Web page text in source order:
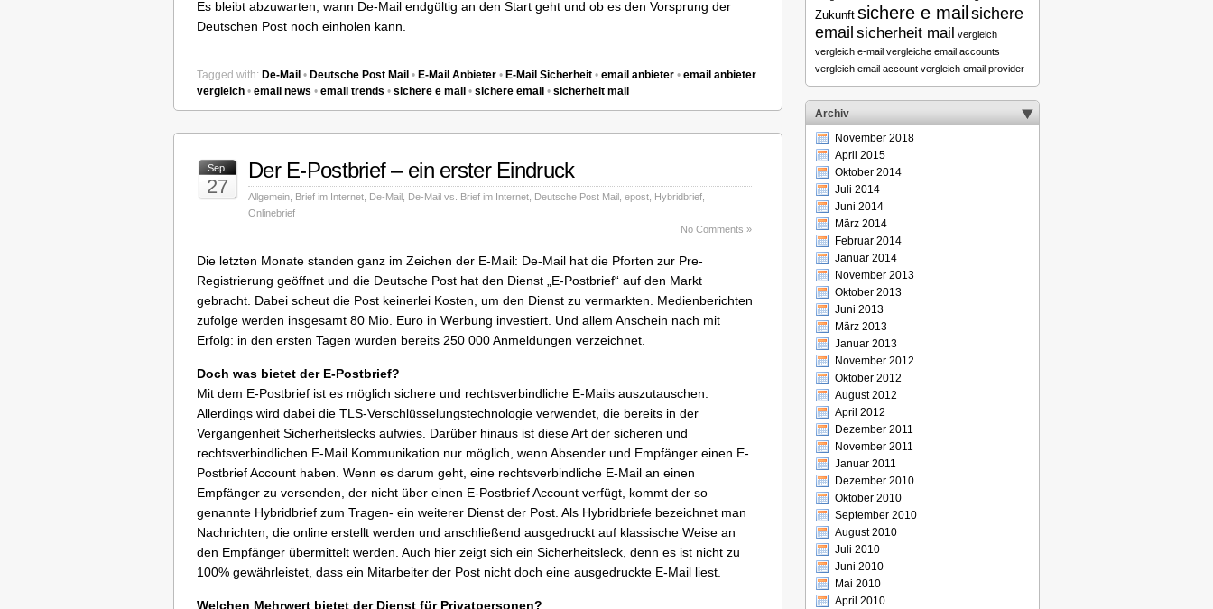
Es bleibt abzuwarten, wann De-Mail endgültig an den Start geht und ob es den Vorsprung der
Deutschen Post noch einholen kann.
Tagged with: De-Mail • Deutsche Post Mail • E-Mail Anbieter • E-Mail Sicherheit • email anbieter • email anbieter
vergleich • email news • email trends • sichere e mail • sichere email • sicherheit mail
Sep.
27
Der E-Postbrief – ein erster Eindruck
Allgemein Brief im Internet De-Mail De-Mail vs. Brief im Internet Deutsche Post Mail epost Hybridbrief
Onlinebrief
No Comments »
Die letzten Monate standen ganz im Zeichen der E-Mail: De-Mail hat die Pforten zur Pre-
Registrierung geöffnet und die Deutsche Post hat den Dienst „E-Postbrief“ auf den Markt
gebracht. Dabei scheut die Post keinerlei Kosten, um den Dienst zu vermarkten. Medienberichten
zufolge werden insgesamt 80 Mio. Euro in Werbung investiert. Und allem Anschein nach mit
Erfolg: in den ersten Tagen wurden bereits 250 000 Anmeldungen verzeichnet.
Doch was bietet der E-Postbrief?
Mit dem E-Postbrief ist es möglich sichere und rechtsverbindliche E-Mails auszutauschen.
Allerdings wird dabei die TLS-Verschlüsselungstechnologie verwendet, die bereits in der
Vergangenheit Sicherheitslecks aufwies. Darüber hinaus ist diese Art der sicheren und
rechtsverbindlichen E-Mail Kommunikation nur möglich, wenn Absender und Empfänger einen E-
Postbrief Account haben. Wenn es darum geht, eine rechtsverbindliche E-Mail an einen
Empfänger zu versenden, der nicht über einen E-Postbrief Account verfügt, kommt der so
genannte Hybridbrief zum Tragen- ein weiterer Dienst der Post. Als Hybridbriefe bezeichnet man
Nachrichten, die online erstellt werden und anschließend ausgedruckt auf klassische Weise an
den Empfänger übermittelt werden. Auch hier zeigt sich ein Sicherheitsleck, denn es ist nicht zu
100% gewährleistet, dass ein Mitarbeiter der Post nicht doch eine ausgedruckte E-Mail liest.
Welchen Mehrwert bietet der Dienst für Privatpersonen?
Zukunft sichere e mail sichere
email sicherheit mail vergleich
vergleich e-mail vergleiche email accounts
vergleich email account vergleich email provider
Archiv
November 2018
April 2015
Oktober 2014
Juli 2014
Juni 2014
März 2014
Februar 2014
Januar 2014
November 2013
Oktober 2013
Juni 2013
März 2013
Januar 2013
November 2012
Oktober 2012
August 2012
April 2012
Dezember 2011
November 2011
Januar 2011
Dezember 2010
Oktober 2010
September 2010
August 2010
Juli 2010
Juni 2010
Mai 2010
April 2010